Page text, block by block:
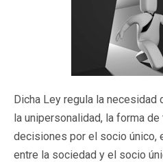
Dicha Ley regula la
la unipersonalidad, la forma
decisiones por el socio único,
entre la sociedad y el socio